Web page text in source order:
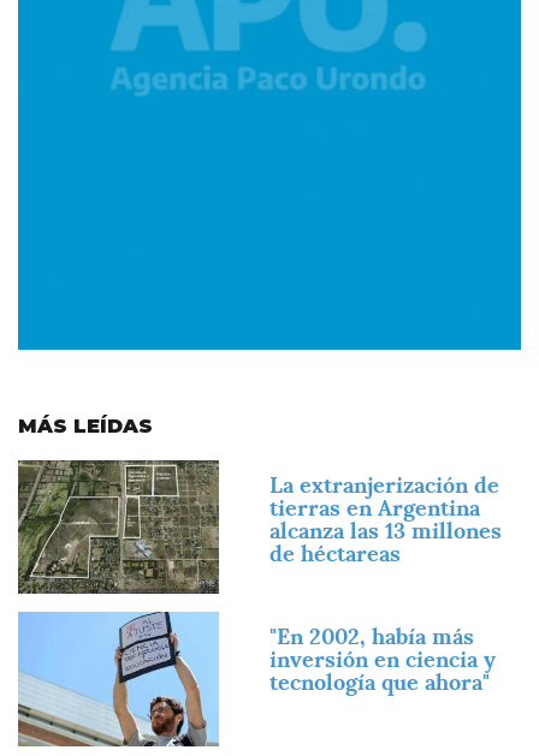
MÁS LEÍDAS
Imagen
La extranjerización de
tierras en Argentina
alcanza las 13 millones
de héctareas
"En 2002, había más
inversión en ciencia y
tecnología que ahora"